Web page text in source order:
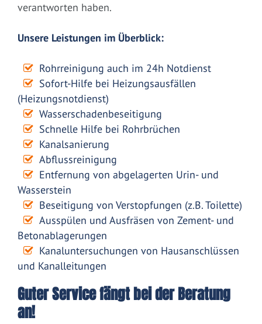
verantworten haben.
Unsere Leistungen im Überblick:
Rohrreinigung auch im 24h Notdienst
Sofort-Hilfe bei Heizungsausfällen
(Heizungsnotdienst)
Wasserschadenbeseitigung
Schnelle Hilfe bei Rohrbrüchen
Kanalsanierung
Abflussreinigung
Entfernung von abgelagerten Urin- und
Wasserstein
Beseitigung von Verstopfungen (z.B. Toilette)
Ausspülen und Ausfräsen von Zement- und
Betonablagerungen
Kanaluntersuchungen von Hausanschlüssen
und Kanalleitungen
Guter Service fängt bei der Beratung
an!